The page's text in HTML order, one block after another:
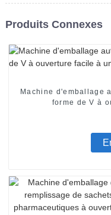
Produits Connexes
Machine d'emballage
forme de V à